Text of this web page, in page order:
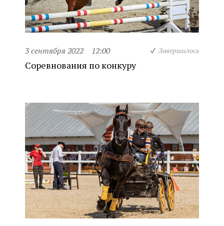
3 сентября 2022 12:00 Завершилось
Соревнования по конкуру